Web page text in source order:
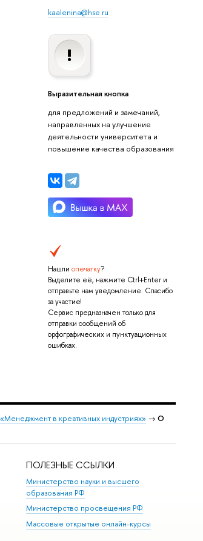
kaalenina@hse.ru
Выразительная кнопка
для предложений и замечаний,
направленных на улучшение
деятельности университета и
повышение качества образования
Нашли опечатку?
Выделите её, нажмите Ctrl+Enter и
отправьте нам уведомление. Спасибо
за участие!
Сервис предназначен только для
отправки сообщений об
орфографических и пунктуационных
ошибках.
в креативных индустриях» → О
ПОЛЕЗНЫЕ ССЫЛКИ
Министерство науки и высшего
образования РФ
Министерство просвещения РФ
Массовые открытые онлайн-курсы